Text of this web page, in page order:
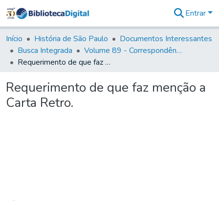
&
Coleções
Tudo na
Biblioteca
Estatísticas
Entrar
Início História de São Paulo
Documentos Interessantes
Busca Integrada
Volume 89 - Correspondência do então Governador e Capitão General de São Paulo, Antonio Manoel de Mello Castro (1797-1802)
Requerimento de que faz menção a Carta Retro.
Requerimento de que faz menção a
Carta Retro.